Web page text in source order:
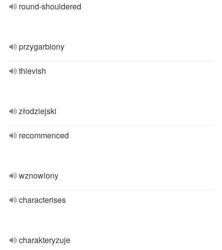
round-shouldered
przygarbiony
thievish
złodziejski
recommenced
wznowiony
characterises
charakteryzuje